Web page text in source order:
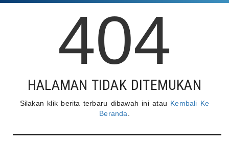
404
HALAMAN TIDAK DITEMUKAN
Silakan klik berita terbaru dibawah ini atau Kembali Ke
Beranda